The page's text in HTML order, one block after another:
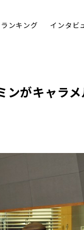
ランキング インタビ
ンがキャラメ